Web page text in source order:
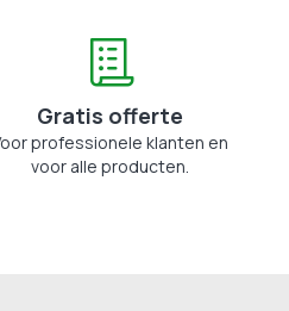
Gratis offerte
professionele klanten en
voor alle producten.